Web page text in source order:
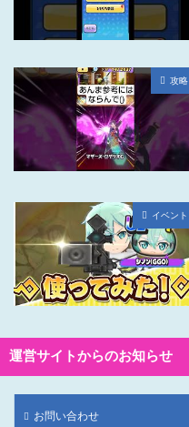
攻略
イベント
運営サイトからのお知らせ
お問い合わせ